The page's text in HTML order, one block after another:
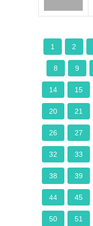
1
2
8 9
14 15
20 21
26 27
32 33
38 39
44 45
50 51